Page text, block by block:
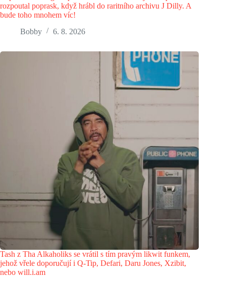
rozpoutal poprask, když hrábl do raritního archivu J Dilly. A
bude toho mnohem víc!
Bobby
6. 8. 2026
Tash z Tha Alkaholiks se vrátil s tím pravým likwit funkem,
jehož vřele doporučují i Q-Tip, Defari, Daru Jones, Xzibit,
nebo will.i.am